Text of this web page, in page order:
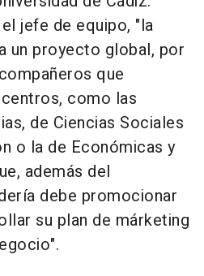
jefe de equipo, "la
un proyecto global, por
que
como las
de Ciencias Sociales
o la de Económicas y
además del
debe promocionar
su plan de márketing